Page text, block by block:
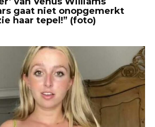
gaat niet onopgemerkt
haar tepel!” (foto)